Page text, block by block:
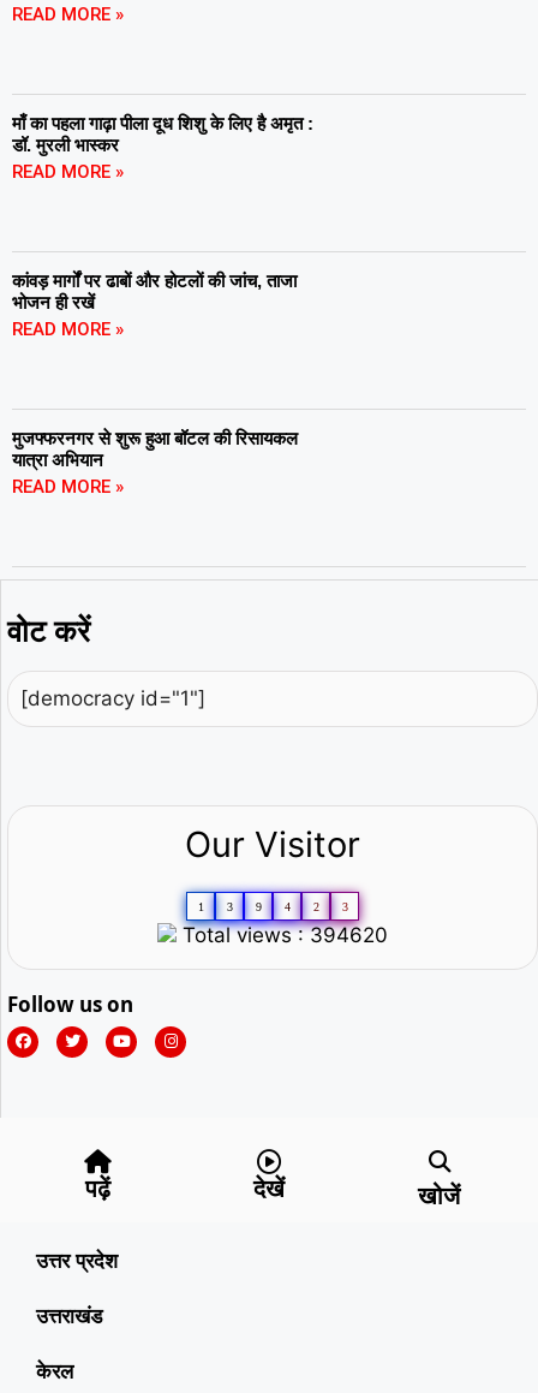
READ MORE »
माँ का पहला गाढ़ा पीला दूध शिशु के लिए है अमृत :
डॉ. मुरली भास्कर
READ MORE »
कांवड़ मार्गों पर ढाबों और होटलों की जांच, ताजा
भोजन ही रखें
READ MORE »
मुजफ्फरनगर से शुरू हुआ बॉटल की रिसायकल
यात्रा अभियान
READ MORE »
वोट करें
[democracy id="1"]
Our Visitor
1 3 9 4 2 3
Total views : 394620
Follow us on
पढ़ें देखें खोजें
उत्तर प्रदेश
उत्तराखंड
केरल